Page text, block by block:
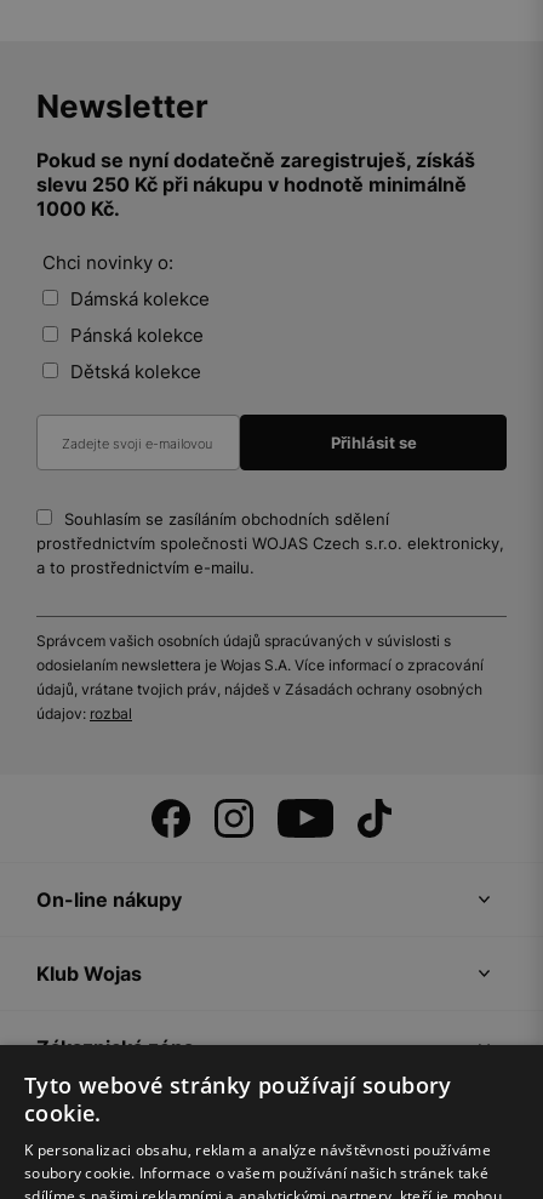
Newsletter
Pokud se nyní dodatečně zaregistruješ, získáš
slevu 250 Kč při nákupu v hodnotě minimálně
1000 Kč.
Chci novinky o:
Dámská kolekce
Pánská kolekce
Dětská kolekce
Souhlasím se zasíláním obchodních sdělení
prostřednictvím společnosti WOJAS Czech s.r.o. elektronicky,
a to prostřednictvím e-mailu.
Správcem vašich osobních údajů spracúvaných v súvislosti s
odosielaním newslettera je Wojas S.A. Více informací o zpracování
údajů, vrátane tvojich práv, nájdeš v Zásadách ochrany osobných
údajov: rozbal
On-line nákupy
Klub Wojas
Zákaznická zóna
Společnost Wojas
Tyto webové stránky používají soubory
cookie.
K personalizaci obsahu, reklam a analýze návštěvnosti používáme
soubory cookie. Informace o vašem používání našich stránek také